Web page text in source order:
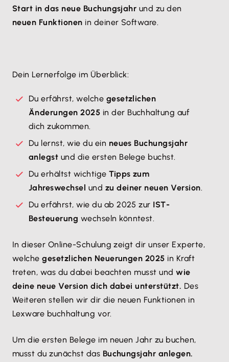
Start in das neue Buchungsjahr und zu den
neuen Funktionen in deiner Software.
Dein Lernerfolge im Überblick:
Du erfährst, welche gesetzlichen
Änderungen 2025 in der Buchhaltung auf
dich zukommen.
Du lernst, wie du ein neues Buchungsjahr
anlegst und die ersten Belege buchst.
Du erhältst wichtigeTipps zum
Jahreswechsel und zu deiner neuen Version.
Du erfährst, wie du ab 2025 zur IST-
Besteuerung wechseln könntest.
​In dieser Online-Schulung zeigt dir unser Experte,
welchegesetzlichen Neuerungen 2025 in Kraft
treten, was du dabei beachten musst undwie
deine neue Version dich dabei unterstützt. Des
Weiteren stellen wir dir die neuen Funktionen in
Lexware buchhaltung vor.
Um die ersten Belege im neuen Jahr zu buchen,
musst du zunächst das Buchungsjahr anlegen.